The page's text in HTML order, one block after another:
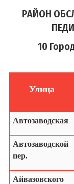
РАЙОН
10
Улица
Автозаводская
Автозаводской
пер.
Айвазовского